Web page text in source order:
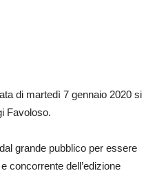
di martedì 7 gennaio 2020 si
Favoloso.
grande pubblico per essere
concorrente dell’edizione